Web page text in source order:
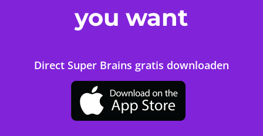
you want
Direct Super Brains gratis downloaden